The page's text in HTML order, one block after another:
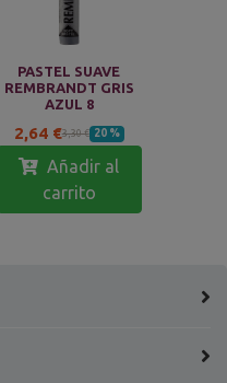
PASTEL SUAVE
REMBRANDT GRIS
AZUL 8
2,64 €3,30 € 20 %
Añadir al
carrito